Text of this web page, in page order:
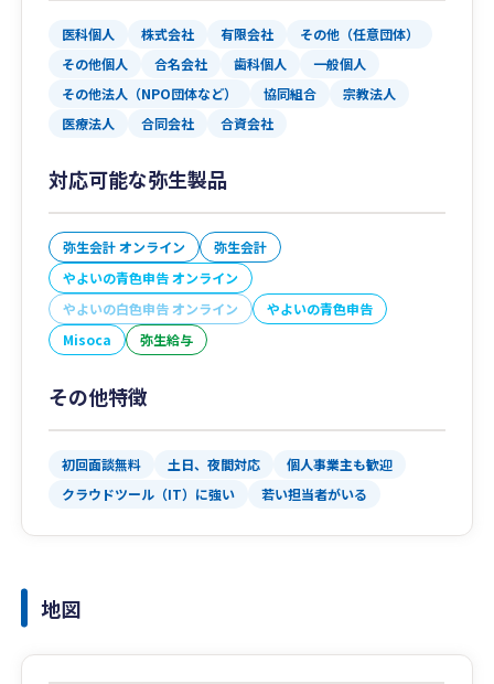
医科個人 株式会社 有限会社
その他（任意団体）
その他個人
合名会社 歯科個人
一般個人
その他法人（NPO団体など）
協同組合
宗教法人
医療法人
合同会社 合資会社
対応可能な弥生製品
弥生会計 オンライン
弥生会計
やよいの青色申告 オンライン
やよいの白色申告 オンライン
やよいの青色申告
Misoca
弥生給与
その他特徴
初回面談無料 土日、夜間対応
個人事業主も歓迎
クラウドツール（IT）に強い
若い担当者がいる
地図